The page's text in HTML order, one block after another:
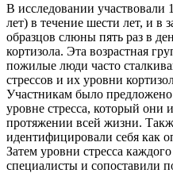
В исследовании
лет) в течение шести лет, и в
образцов слюны пять раз в
кортизола. Эта возрастная
пожилые люди часто
стрессов и их уровни
Участникам было
уровне стресса, который они
протяжении всей жизни.
идентифицировали себя как
Затем уровни стресса
специалисты и сопоставили